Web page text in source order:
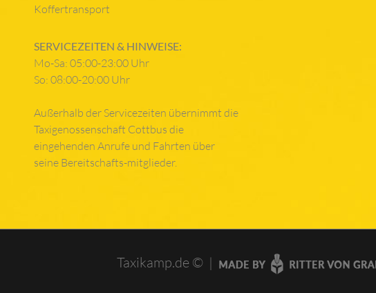
Koffertransport
SERVICEZEITEN & HINWEISE:
Mo-Sa: 05:00-23:00 Uhr
So: 08:00-20:00 Uhr
Außerhalb der Servicezeiten übernimmt die
Taxigenossenschaft Cottbus die
eingehenden Anrufe und Fahrten über
seine Bereitschafts-mitglieder.
Taxikamp.de © |